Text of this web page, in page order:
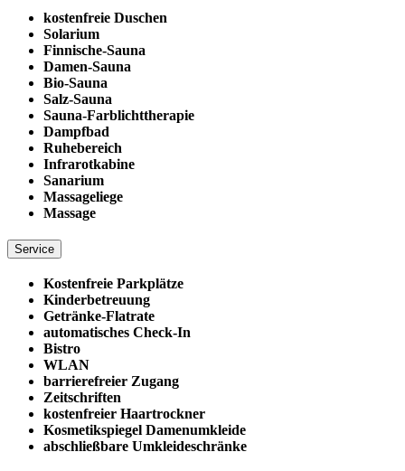
kostenfreie Duschen
Solarium
Finnische-Sauna
Damen-Sauna
Bio-Sauna
Salz-Sauna
Sauna-Farblichttherapie
Dampfbad
Ruhebereich
Infrarotkabine
Sanarium
Massageliege
Massage
Service
Kostenfreie Parkplätze
Kinderbetreuung
Getränke-Flatrate
automatisches Check-In
Bistro
WLAN
barrierefreier Zugang
Zeitschriften
kostenfreier Haartrockner
Kosmetikspiegel Damenumkleide
abschließbare Umkleideschränke